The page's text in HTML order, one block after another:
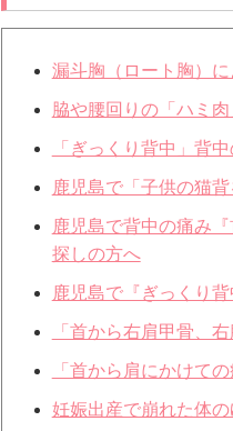
漏斗胸（ロート胸）
脇や腰回りの「ハミ
「ぎっくり背中」背
鹿児島で「子供の猫
鹿児島で背中の痛み
探しの方へ
鹿児島で『ぎっくり
「首から右肩甲骨、
「首から肩にかけて
妊娠出産で崩れた体